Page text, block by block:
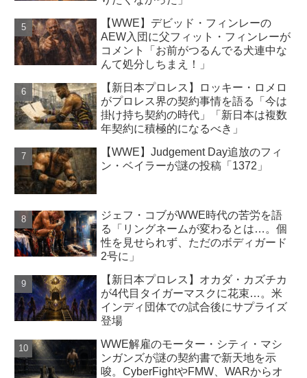
【WWE】デビッド・フィンレーの
AEW入団に父フィット・フィンレーが
コメント「お前がつるんでる犬連中な
んて処分しちまえ！」
【新日本プロレス】ロッキー・ロメロ
がプロレス界の契約事情を語る「今は
掛け持ち契約の時代」「新日本は複数
年契約に積極的になるべき」
【WWE】Judgement Day追放のフィ
ン・ベイラーが謎の投稿「1372」
ジェフ・コブがWWE時代の苦労を語
る「リングネームが変わるとは…。個
性を見せられず、ただのボディガード
2号に」
【新日本プロレス】オカダ・カズチカ
が4代目タイガーマスクに花束…。米
インディ団体での試合後にサプライズ
登場
WWE解雇のモーター・シティ・マシ
ンガンズが謎の契約書で新天地を示
唆。CyberFightやFMW、WARからオ